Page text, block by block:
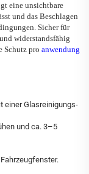
eine unsichtbare
und das Beschlagen
Sicher für
widerstandsfähig
Schutz pro anwendung
einer Glasreinigungs-
und ca. 3–5